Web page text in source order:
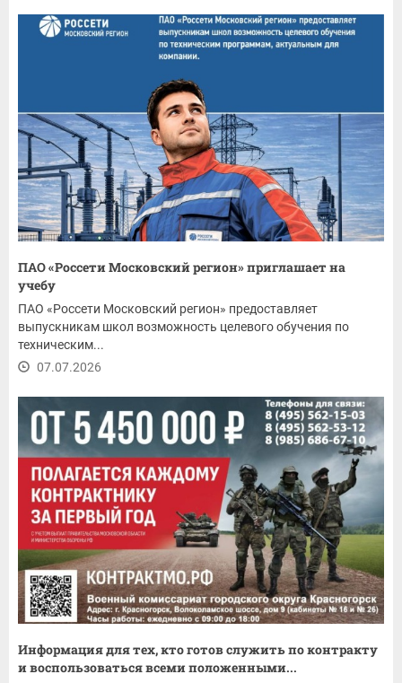
ПАО «Россети Московский регион» приглашает на
учебу
ПАО «Россети Московский регион» предоставляет
выпускникам школ возможность целевого обучения по
техническим...
07.07.2026
Информация для тех, кто готов служить по контракту
и воспользоваться всеми положенными...